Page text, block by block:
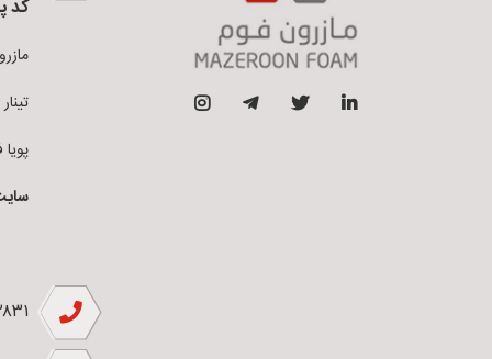
کد
مازرون
تینار
پویا